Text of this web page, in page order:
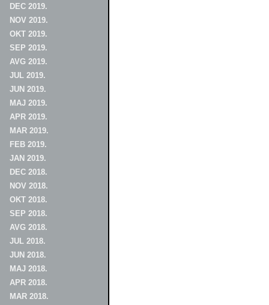
DEC 2019.
NOV 2019.
OKT 2019.
SEP 2019.
AVG 2019.
JUL 2019.
JUN 2019.
MAJ 2019.
APR 2019.
MAR 2019.
FEB 2019.
JAN 2019.
DEC 2018.
NOV 2018.
OKT 2018.
SEP 2018.
AVG 2018.
JUL 2018.
JUN 2018.
MAJ 2018.
APR 2018.
MAR 2018.